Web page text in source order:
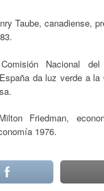
Taube, canadiense,
Nacional
da luz verde a la
Friedman,
1976.